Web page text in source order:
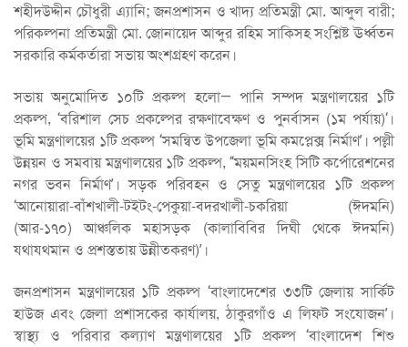
শহীদউদ্দীন চৌধুরী এ্যানি; জনপ্রশাসন ও খাদ্য প্রতিমন্ত্রী মো. আব্দুল বারী;
পরিকল্পনা প্রতিমন্ত্রী মো. জোনায়েদ আব্দুর রহিম সাকিসহ সংশ্লিষ্ট ঊর্ধ্বতন
সরকারি কর্মকর্তারা সভায় অংশগ্রহণ করেন।
সভায় অনুমোদিত ১০টি প্রকল্প হলো— পানি সম্পদ মন্ত্রণালয়ের ১টি
প্রকল্প, ‘বরিশাল সেচ প্রকল্পের রক্ষণাবেক্ষণ ও পুনর্বাসন (১ম পর্যায়)‘।
ভূমি মন্ত্রণালয়ের ১টি প্রকল্প ‘সমন্বিত উপজেলা ভূমি কমপ্লেক্স নির্মাণ’। পল্লী
উন্নয়ন ও সমবায় মন্ত্রণালয়ের ১টি প্রকল্প, “ময়মনসিংহ সিটি কর্পোরেশনের
নগর ভবন নির্মাণ’। সড়ক পরিবহন ও সেতু মন্ত্রণালয়ের ১টি প্রকল্প
‘আনোয়ারা-বাঁশখালী-টইটং-পেকুয়া-বদরখালী-চকরিয়া (ঈদমনি)
(আর-১৭০) আঞ্চলিক মহাসড়ক (কালাবিবির দিঘী থেকে ঈদমনি)
যথাযথমান ও প্রশস্ততায় উন্নীতকরণ)’।
জনপ্রশাসন মন্ত্রণালয়ের ১টি প্রকল্প ‘বাংলাদেশের ৩৩টি জেলায় সার্কিট
হাউজ এবং জেলা প্রশাসকের কার্যালয়, ঠাকুরগাঁও এ লিফট সংযোজন’।
স্বাস্থ্য ও পরিবার কল্যাণ মন্ত্রণালয়ের ১টি প্রকল্প ‘বাংলাদেশ শিশু